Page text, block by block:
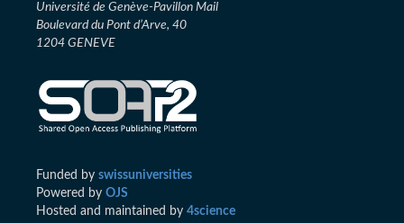
Université de Genève-Pavillon Mail
Boulevard du Pont d’Arve, 40
1204 GENEVE
Funded by swissuniversities
Powered by OJS
Hosted and maintained by 4science